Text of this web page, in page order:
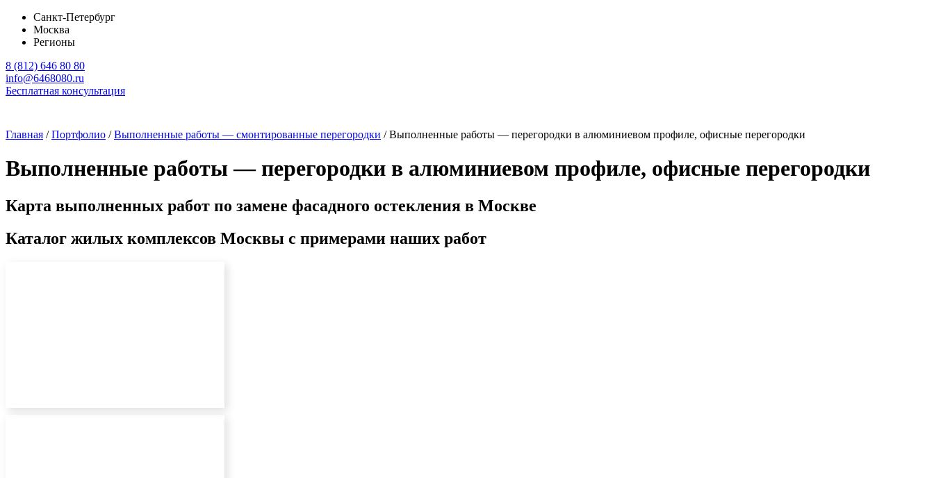
Санкт-Петербург
Москва
Регионы
8 (812) 646 80 80
info@6468080.ru
Бесплатная консультация
Главная /Портфолио /Выполненные работы — смонтированные перегородки /Выполненные работы — перегородки в алюминиевом профиле, офисные перегородки
Выполненные работы — перегородки в алюминиевом профиле, офисные перегородки
Карта выполненных работ по замене фасадного остекления в Москве
Каталог жилых комплексов Москвы с примерами наших работ